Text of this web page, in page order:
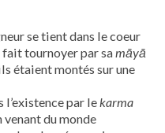
se tient dans le coeur
fait tournoyer par sa māyā
étaient montés sur une
l’existence par le karma
du monde